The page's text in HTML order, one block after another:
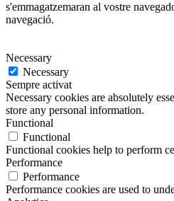
s'emmagatzemaran al vostre
navegació.
Necessary
Necessary
Sempre activat
Necessary cookies are absolutely
store any personal information.
Functional
Functional
Functional cookies help to perform
Performance
Performance
Performance cookies are used to